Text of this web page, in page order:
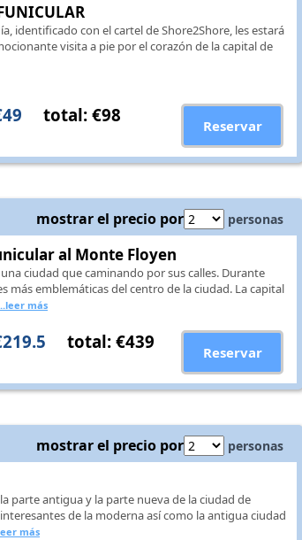
identificado con el cartel de Shore2Shore, les estará
visita a pie por el corazón de la capital de
total: €98 Reservar
mostrar el precio por personas
al Monte Floyen
ciudad que caminando por sus calles. Durante
más emblemáticas del centro de la ciudad. La capital
más
total: €439 Reservar
mostrar el precio por personas
parte antigua y la parte nueva de la ciudad de
de la moderna así como la antigua ciudad
más